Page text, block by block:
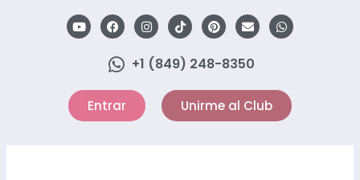
+1 (849) 248-8350
Entrar Unirme al Club